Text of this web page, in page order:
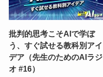
批判的思考こそAIで学ぼ
う、すぐ試せる教科別アイ
デア（先生のためのAIラジ
オ #16）